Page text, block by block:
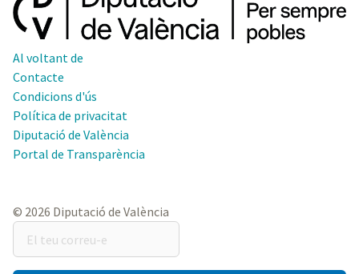
Al voltant de
Contacte
Condicions d'ús
Política de privacitat
Diputació de València
Portal de Transparència
© 2026 Diputació de València
teu
correu-